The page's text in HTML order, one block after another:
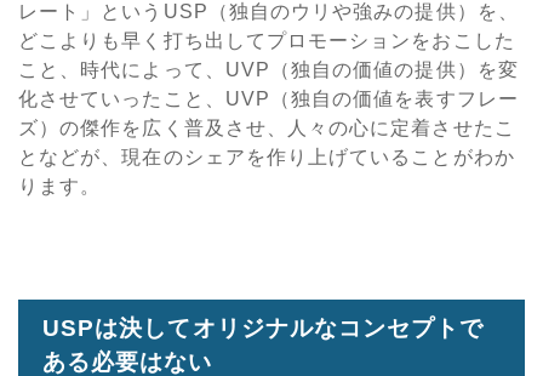
レート」というUSP（独自のウリや強みの提供）を、
どこよりも早く打ち出してプロモーションをおこした
こと、時代によって、UVP（独自の価値の提供）を変
化させていったこと、UVP（独自の価値を表すフレー
ズ）の傑作を広く普及させ、人々の心に定着させたこ
となどが、現在のシェアを作り上げていることがわか
ります。
USPは決してオリジナルなコンセプトで
ある必要はない